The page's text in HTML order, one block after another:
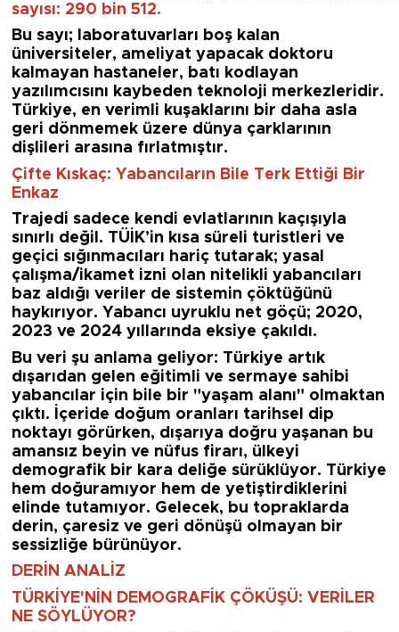
sayısı: 290 bin 512.
Bu sayı; laboratuvarları boş kalan
üniversiteler, ameliyat yapacak doktoru
kalmayan hastaneler, batı kodlayan
yazılımcısını kaybeden teknoloji merkezleridir.
Türkiye, en verimli kuşaklarını bir daha asla
geri dönmemek üzere dünya çarklarının
dişlileri arasına fırlatmıştır.
Çifte Kıskaç: Yabancıların Bile Terk Ettiği Bir
Enkaz
Trajedi sadece kendi evlatlarının kaçışıyla
sınırlı değil. TÜİK’in kısa süreli turistleri ve
geçici sığınmacıları hariç tutarak; yasal
çalışma/ikamet izni olan nitelikli yabancıları
baz aldığı veriler de sistemin çöktüğünü
haykırıyor. Yabancı uyruklu net göçü; 2020,
2023 ve 2024 yıllarında eksiye çakıldı.
Bu veri şu anlama geliyor: Türkiye artık
dışarıdan gelen eğitimli ve sermaye sahibi
yabancılar için bile bir "yaşam alanı" olmaktan
çıktı. İçeride doğum oranları tarihsel dip
noktayı görürken, dışarıya doğru yaşanan bu
amansız beyin ve nüfus firarı, ülkeyi
demografik bir kara deliğe sürüklüyor. Türkiye
hem doğuramıyor hem de yetiştirdiklerini
elinde tutamıyor. Gelecek, bu topraklarda
derin, çaresiz ve geri dönüşü olmayan bir
sessizliğe bürünüyor.
DERİN ANALİZ
TÜRKİYE'NİN DEMOGRAFİK ÇÖKÜŞÜ: VERİLER
NE SÖYLÜYOR?